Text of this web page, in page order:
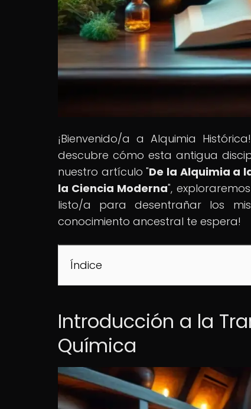
¡Bienvenido/a a Alquimia
descubre cómo esta antigua
nuestro artículo "De la Alquimia a
la Ciencia Moderna",
listo/a para desentrañar los
conocimiento ancestral te espera!
Índice
Introducción a la
Química